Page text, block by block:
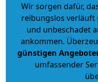
Wir sorgen dafür,
reibungslos verläuft
und unbeschadet
ankommen.
günstigen
umfassender